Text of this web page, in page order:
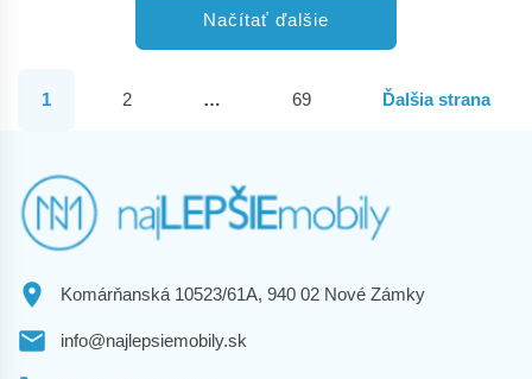
Načítať ďalšie
1 2 … 69 Ďalšia strana
Komárňanská 10523/61A, 940 02 Nové Zámky
info@najlepsiemobily.sk